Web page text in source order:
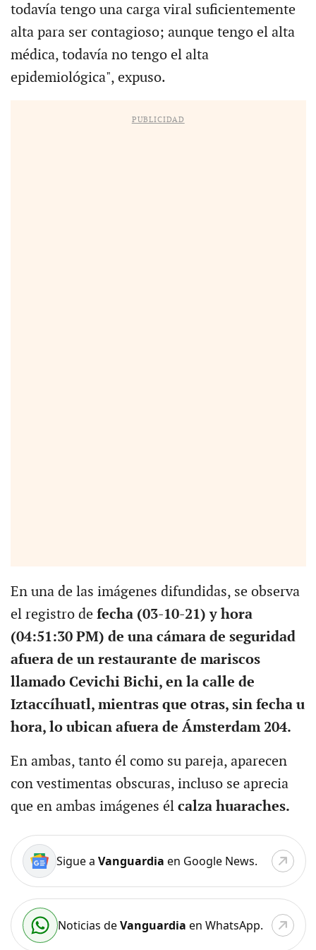
todavía tengo una carga viral suficientemente
alta para ser contagioso; aunque tengo el alta
médica, todavía no tengo el alta
epidemiológica", expuso.
PUBLICIDAD
En una de las imágenes difundidas, se observa
el registro de fecha (03-10-21) y hora
(04:51:30 PM) de una cámara de seguridad
afuera de un restaurante de mariscos
llamado Cevichi Bichi, en la calle de
Iztaccíhuatl, mientras que otras, sin fecha u
hora, lo ubican afuera de Ámsterdam 204.
En ambas, tanto él como su pareja, aparecen
con vestimentas obscuras, incluso se aprecia
que en ambas imágenes él calza huaraches.
Sigue a Vanguardia en Google News.
Noticias deVanguardia en WhatsApp.